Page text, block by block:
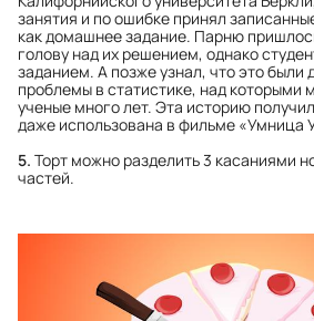
занятия и по ошибке принял
как домашнее задание. Парню
голову над их решением, однако
заданием. А позже узнал, что это
проблемы в статистике, над которыми
ученые много лет. Эта историю
даже использована в фильме «Умница
5. Торт можно разделить 3 касаниями
частей.